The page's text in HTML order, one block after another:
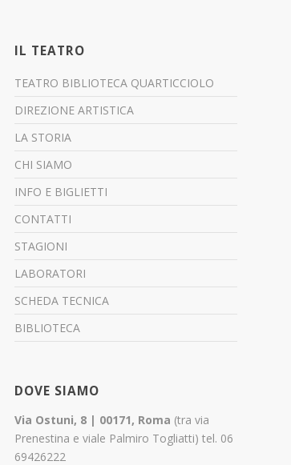
IL TEATRO
TEATRO BIBLIOTECA QUARTICCIOLO
DIREZIONE ARTISTICA
LA STORIA
CHI SIAMO
INFO E BIGLIETTI
CONTATTI
STAGIONI
LABORATORI
SCHEDA TECNICA
BIBLIOTECA
DOVE SIAMO
Via Ostuni, 8 | 00171, Roma (tra via
Prenestina e viale Palmiro Togliatti) tel. 06
69426222